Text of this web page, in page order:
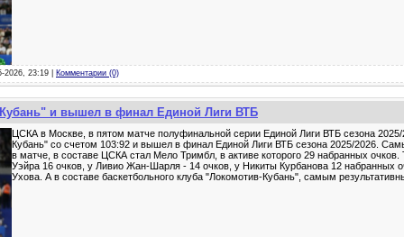
2026, 23:19 | Комментарии (0)
и вышел в финал Единой Лиги ВТБ
ЦСКА в Москве, в пятом матче полуфинальной серии Единой Лиги ВТБ сезона
Кубань" со счетом 103:92 и вышел в финал Единой Лиги ВТБ сезона 2025/2026.
в матче, в составе ЦСКА стал Мело Тримбл, в активе которого 29 набранных очков.
Уэйра 16 очков, у Ливио Жан-Шарля - 14 очков, у Никиты Курбанова 12 набранных
Ухова. А в составе баскетбольного клуба "Локомотив-Кубань", самым